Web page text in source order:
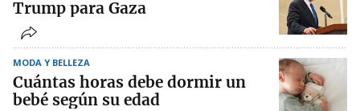
Trump para Gaza
MODA Y BELLEZA
Cuántas horas debe dormir un
bebé según su edad